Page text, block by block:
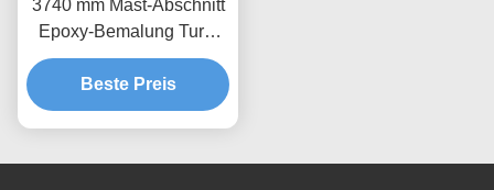
3740 mm Mast-Abschnitt
Epoxy-Bemalung Turm
Kran Ersatzteile
Beste Preis